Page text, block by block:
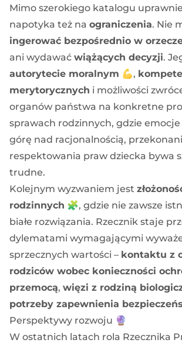
Mimo szerokiego katalogu
napotyka też na ograniczenia. Nie
ingerować bezpośrednio w
ani wydawać wiążących decyzji.
autorytecie moralnym 💪,
merytorycznych i możliwości
organów państwa na konkretne
sprawach rodzinnych, gdzie emocje
górę nad racjonalnością,
respektowania praw dziecka bywa
trudne.
Kolejnym wyzwaniem jest
rodzinnych 🧩, gdzie nie zawsze
białe rozwiązania. Rzecznik staje
dylematami wymagającymi
sprzecznych wartości – kontaktu z
rodziców wobec konieczności
przemocą, więzi z rodziną
potrzeby zapewnienia
Perspektywy rozwoju 🔮
W ostatnich latach rola Rzecznika